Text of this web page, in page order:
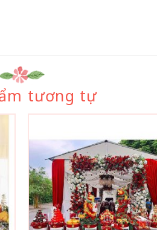
tương tự